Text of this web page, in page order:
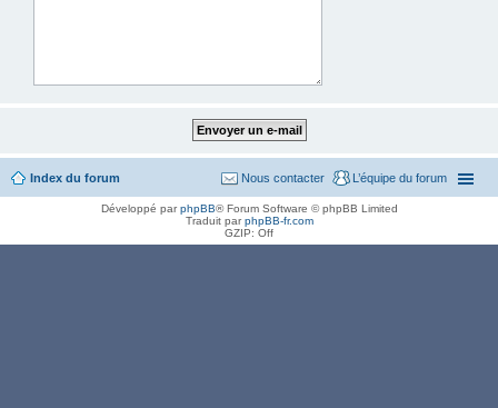
Index du forum L’équipe du forum
Nous contacter
Développé parphpBB® Forum Software © phpBB Limited
Traduit parphpBB-fr.com
GZIP: Off